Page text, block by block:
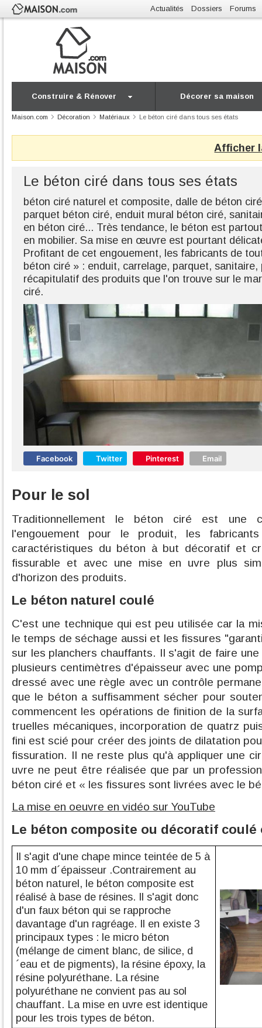
Actualités Dossiers Forums
Construire & Rénover Décorer sa maison
Maison.com Décoration Matériaux Le béton ciré dans tous ses états
Afficher
Le béton ciré dans tous ses états
béton ciré naturel et composite, dalle de béton
parquet béton ciré, enduit mural béton ciré,
en béton ciré... Très tendance, le béton est
en mobilier. Sa mise en œuvre est pourtant
Profitant de cet engouement, les fabricants de
béton ciré » : enduit, carrelage, parquet, sanitaire,
récapitulatif des produits que l'on trouve sur le
ciré.
Facebook Twitter Pinterest Email
Pour le sol
Traditionnellement le béton ciré est une
l'engouement pour le produit, les
caractéristiques du béton à but décoratif et
fissurable et avec une mise en uvre plus
d'horizon des produits.
Le béton naturel coulé
C'est une technique qui est peu utilisée car la
le temps de séchage aussi et les fissures
sur les planchers chauffants. Il s'agit de faire
plusieurs centimètres d'épaisseur avec une
dressé avec une règle avec un contrôle
que le béton a suffisamment sécher pour
commencent les opérations de finition de la
truelles mécaniques, incorporation de quatrz
fini est scié pour créer des joints de dilatation
fissuration. Il ne reste plus qu'à appliquer une
uvre ne peut être réalisée que par un
béton ciré et « les fissures sont livrées avec le
La mise en oeuvre en vidéo sur YouTube
Le béton composite ou décoratif coulé
Il s'agit d'une chape mince teintée de 5 à
10 mm d´épaisseur .Contrairement au
béton naturel, le béton composite est
réalisé à base de résines. Il s'agit donc
d'un faux béton qui se rapproche
davantage d'un ragréage. Il en existe 3
principaux types : le micro béton
(mélange de ciment blanc, de silice, d
´eau et de pigments), la résine époxy, la
résine polyuréthane. La résine
polyuréthane ne convient pas au sol
chauffant. La mise en uvre est identique
pour les trois types de béton.